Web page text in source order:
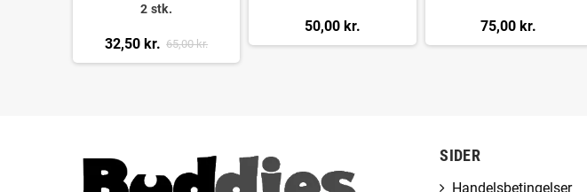
2 stk.
32,50 kr. 65,00 kr.
50,00 kr. 75,00 kr.
SIDER
Handelsbetingelser